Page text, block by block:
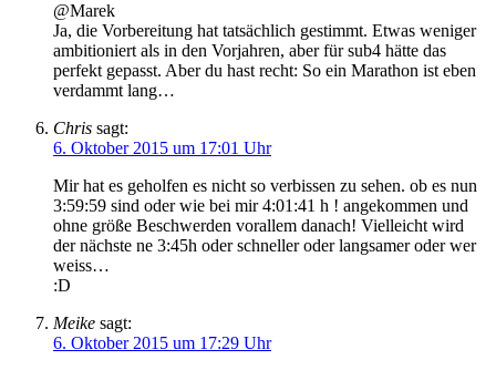
@Marek
Ja, die Vorbereitung hat tatsächlich gestimmt. Etwas weniger
ambitioniert als in den Vorjahren, aber für sub4 hätte das
perfekt gepasst. Aber du hast recht: So ein Marathon ist eben
verdammt lang…
Chris sagt:
6. Oktober 2015 um 17:01 Uhr
Mir hat es geholfen es nicht so verbissen zu sehen. ob es nun
3:59:59 sind oder wie bei mir 4:01:41 h ! angekommen und
ohne größe Beschwerden vorallem danach! Vielleicht wird
der nächste ne 3:45h oder schneller oder langsamer oder wer
weiss…
:D
Meike sagt:
6. Oktober 2015 um 17:29 Uhr